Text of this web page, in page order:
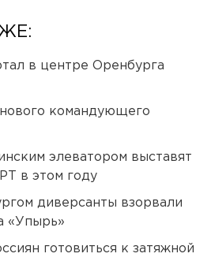
в центре Оренбурга
нового командующего
элеватором выставят
в этом году
диверсанты взорвали
«Упырь»
готовиться к затяжной